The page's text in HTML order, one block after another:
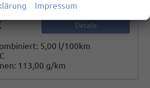
Details
5,00 l/100km
C
113,00 g/km
Impressum